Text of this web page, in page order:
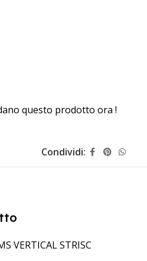
questo prodotto ora !
Condividi:
VERTICAL STRISC